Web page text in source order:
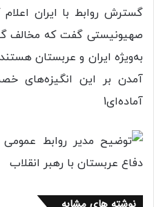
گسترش روابط با ایران
صهیونیستی گفت که مخالف
به‌ویژه ایران و عربستان
آمدن بر این انگیزه‌های
آماده‌ای1